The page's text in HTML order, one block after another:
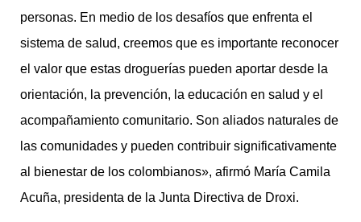
personas. En medio de los desafíos que enfrenta el
sistema de salud, creemos que es importante reconocer
el valor que estas droguerías pueden aportar desde la
orientación, la prevención, la educación en salud y el
acompañamiento comunitario. Son aliados naturales de
las comunidades y pueden contribuir significativamente
al bienestar de los colombianos», afirmó María Camila
Acuña, presidenta de la Junta Directiva de Droxi.